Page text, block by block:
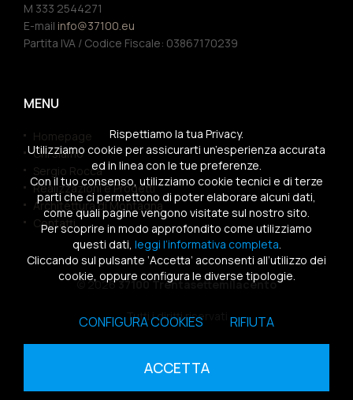
M 333 2544271
E-mail info@37100.eu
Partita IVA / Codice Fiscale: 03867170239
MENU
Homepage
Chi siamo
Sergio Rocca
Realizzazioni e Progetti
Architettura di Montagna
Contatti
© 202637100 Trentasettemilacento
Tutti i diritti riservati
Sitemap|Privacy Policy|Cookies Policy
Rispettiamo la tua Privacy.
Utilizziamo cookie per assicurarti un’esperienza accurata
ed in linea con le tue preferenze.
Con il tuo consenso, utilizziamo cookie tecnici e di terze
parti che ci permettono di poter elaborare alcuni dati,
come quali pagine vengono visitate sul nostro sito.
Per scoprire in modo approfondito come utilizziamo
questi dati, leggi l’informativa completa.
Cliccando sul pulsante ‘Accetta’ acconsenti all’utilizzo dei
cookie, oppure configura le diverse tipologie.
CONFIGURA COOKIES RIFIUTA
ACCETTA